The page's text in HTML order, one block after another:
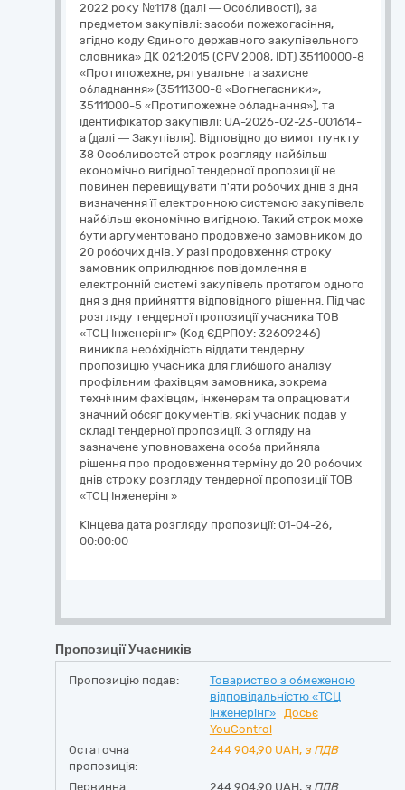
2022 року №1178 (далі — Особливості), за
предметом закупівлі: засоби пожежогасіння,
згідно коду Єдиного державного закупівельного
словника» ДК 021:2015 (CPV 2008, IDT) 35110000-8
«Протипожежне, рятувальне та захисне
обладнання» (35111300-8 «Вогнегасники»,
35111000-5 «Протипожежне обладнання»), та
ідентифікатор закупівлі: UA-2026-02-23-001614-
a (далі — Закупівля). Відповідно до вимог пункту
38 Особливостей строк розгляду найбільш
економічно вигідної тендерної пропозиції не
повинен перевищувати п'яти робочих днів з дня
визначення її електронною системою закупівель
найбільш економічно вигідною. Такий строк може
бути аргументовано продовжено замовником до
20 робочих днів. У разі продовження строку
замовник оприлюднює повідомлення в
електронній системі закупівель протягом одного
дня з дня прийняття відповідного рішення. Під час
розгляду тендерної пропозиції учасника ТОВ
«ТСЦ Інженерінг» (Код ЄДРПОУ: 32609246)
виникла необхідність віддати тендерну
пропозицію учасника для глибшого аналізу
профільним фахівцям замовника, зокрема
технічним фахівцям, інженерам та опрацювати
значний обсяг документів, які учасник подав у
складі тендерної пропозиції. З огляду на
зазначене уповноважена особа прийняла
рішення про продовження терміну до 20 робочих
днів строку розгляду тендерної пропозиції ТОВ
«ТСЦ Інженерінг»
Кінцева дата розгляду пропозиції: 01-04-26,
00:00:00
Пропозиції Учасників
Пропозицію подав:
Товариство з обмеженою
відповідальністю «ТСЦ
Інженерінг»
Досьє
YouControl
Остаточна
пропозиція:
244 904,90 UAH, з ПДВ
Первинна 244 904,90 UAH, з ПДВ